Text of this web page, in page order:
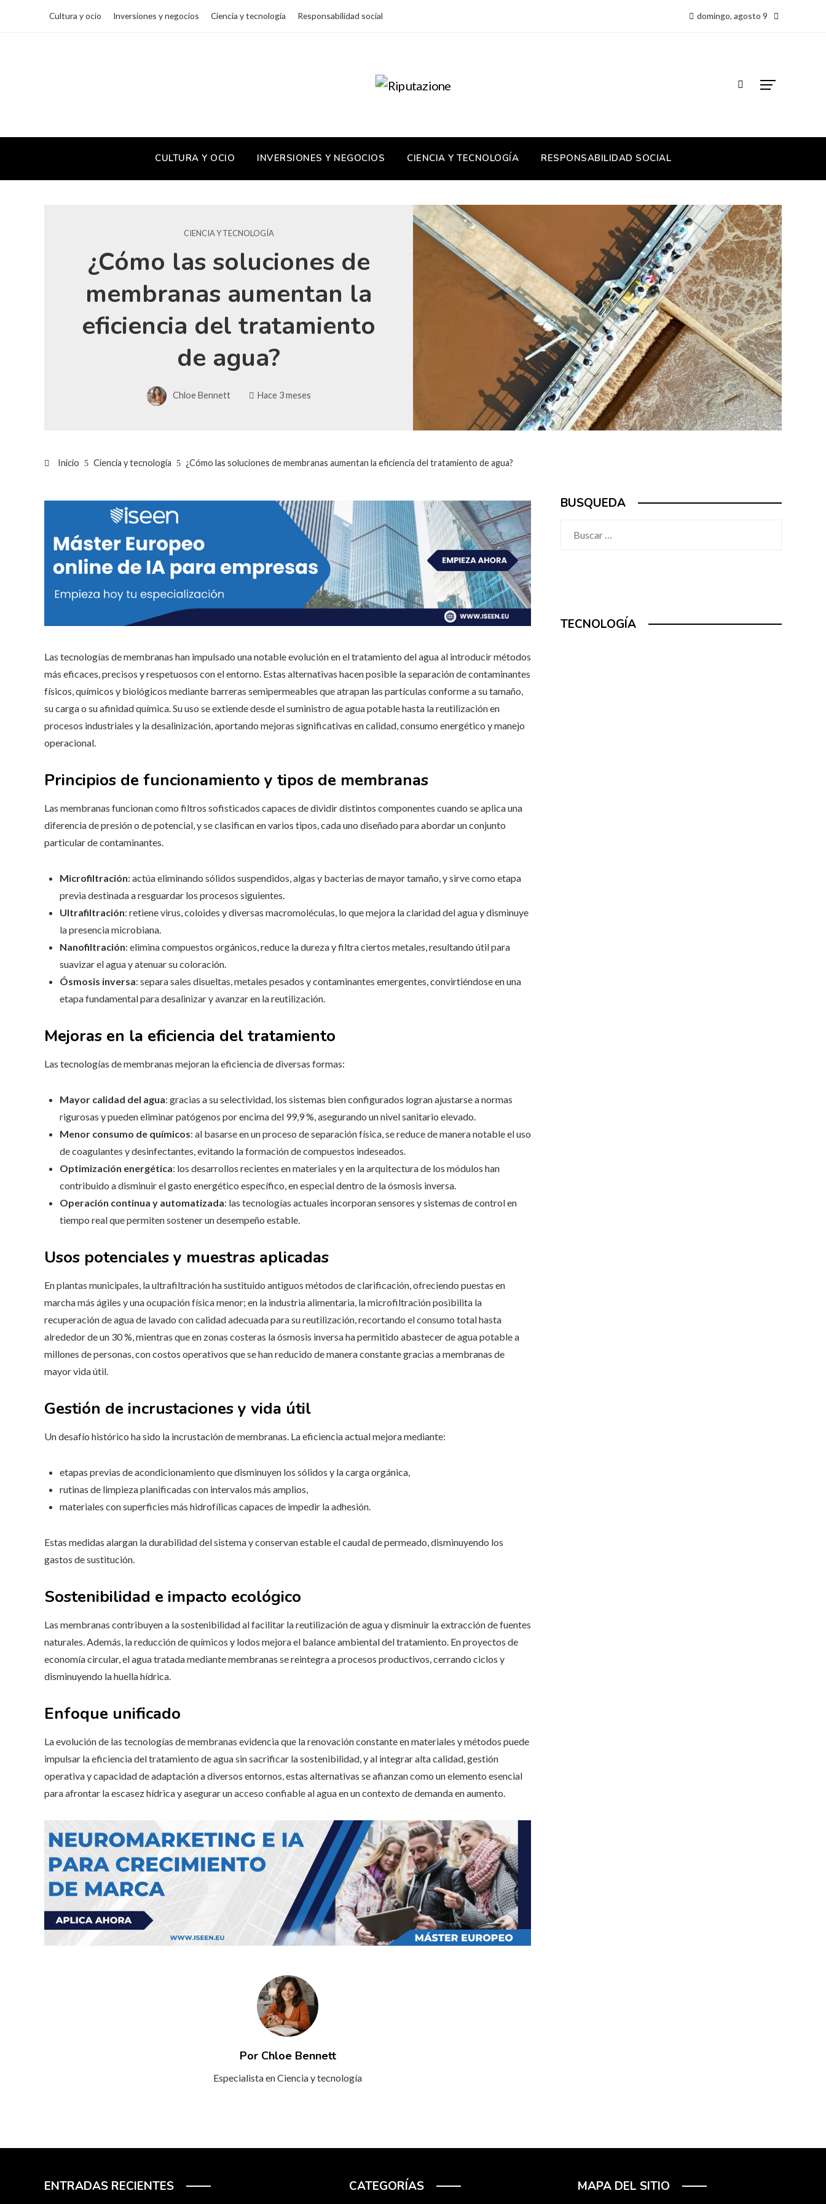
Cultura y ocio Inversiones y negocios Ciencia y tecnología Responsabilidad social domingo, agosto 9
CULTURA Y OCIO INVERSIONES Y NEGOCIOS CIENCIA Y TECNOLOGÍA RESPONSABILIDAD SOCIAL
CIENCIA Y TECNOLOGÍA
¿Cómo las soluciones de
membranas aumentan la
eficiencia del tratamiento
de agua?
Chloe Bennett Hace 3 meses
Inicio Ciencia y tecnología ¿Cómo las soluciones de membranas aumentan la eficiencia del tratamiento de agua?
Las tecnologías de membranas han impulsado una notable evolución en el tratamiento del agua al introducir métodos
más eficaces, precisos y respetuosos con el entorno. Estas alternativas hacen posible la separación de contaminantes
físicos, químicos y biológicos mediante barreras semipermeables que atrapan las partículas conforme a su tamaño,
su carga o su afinidad química. Su uso se extiende desde el suministro de agua potable hasta la reutilización en
procesos industriales y la desalinización, aportando mejoras significativas en calidad, consumo energético y manejo
operacional.
Principios de funcionamiento y tipos de membranas
Las membranas funcionan como filtros sofisticados capaces de dividir distintos componentes cuando se aplica una
diferencia de presión o de potencial, y se clasifican en varios tipos, cada uno diseñado para abordar un conjunto
particular de contaminantes.
Microfiltración: actúa eliminando sólidos suspendidos, algas y bacterias de mayor tamaño, y sirve como etapa
previa destinada a resguardar los procesos siguientes.
Ultrafiltración: retiene virus, coloides y diversas macromoléculas, lo que mejora la claridad del agua y disminuye
la presencia microbiana.
Nanofiltración: elimina compuestos orgánicos, reduce la dureza y filtra ciertos metales, resultando útil para
suavizar el agua y atenuar su coloración.
Ósmosis inversa: separa sales disueltas, metales pesados y contaminantes emergentes, convirtiéndose en una
etapa fundamental para desalinizar y avanzar en la reutilización.
Mejoras en la eficiencia del tratamiento
Las tecnologías de membranas mejoran la eficiencia de diversas formas:
Mayor calidad del agua: gracias a su selectividad, los sistemas bien configurados logran ajustarse a normas
rigurosas y pueden eliminar patógenos por encima del 99,9 %, asegurando un nivel sanitario elevado.
Menor consumo de químicos: al basarse en un proceso de separación física, se reduce de manera notable el uso
de coagulantes y desinfectantes, evitando la formación de compuestos indeseados.
Optimización energética: los desarrollos recientes en materiales y en la arquitectura de los módulos han
contribuido a disminuir el gasto energético específico, en especial dentro de la ósmosis inversa.
Operación continua y automatizada: las tecnologías actuales incorporan sensores y sistemas de control en
tiempo real que permiten sostener un desempeño estable.
Usos potenciales y muestras aplicadas
En plantas municipales, la ultrafiltración ha sustituido antiguos métodos de clarificación, ofreciendo puestas en
marcha más ágiles y una ocupación física menor; en la industria alimentaria, la microfiltración posibilita la
recuperación de agua de lavado con calidad adecuada para su reutilización, recortando el consumo total hasta
alrededor de un 30 %, mientras que en zonas costeras la ósmosis inversa ha permitido abastecer de agua potable a
millones de personas, con costos operativos que se han reducido de manera constante gracias a membranas de
mayor vida útil.
Gestión de incrustaciones y vida útil
Un desafío histórico ha sido la incrustación de membranas. La eficiencia actual mejora mediante:
etapas previas de acondicionamiento que disminuyen los sólidos y la carga orgánica,
rutinas de limpieza planificadas con intervalos más amplios,
materiales con superficies más hidrofílicas capaces de impedir la adhesión.
Estas medidas alargan la durabilidad del sistema y conservan estable el caudal de permeado, disminuyendo los
gastos de sustitución.
Sostenibilidad e impacto ecológico
Las membranas contribuyen a la sostenibilidad al facilitar la reutilización de agua y disminuir la extracción de fuentes
naturales. Además, la reducción de químicos y lodos mejora el balance ambiental del tratamiento. En proyectos de
economía circular, el agua tratada mediante membranas se reintegra a procesos productivos, cerrando ciclos y
disminuyendo la huella hídrica.
Enfoque unificado
La evolución de las tecnologías de membranas evidencia que la renovación constante en materiales y métodos puede
impulsar la eficiencia del tratamiento de agua sin sacrificar la sostenibilidad, y al integrar alta calidad, gestión
operativa y capacidad de adaptación a diversos entornos, estas alternativas se afianzan como un elemento esencial
para afrontar la escasez hídrica y asegurar un acceso confiable al agua en un contexto de demanda en aumento.
Por Chloe Bennett
Especialista en Ciencia y tecnología
BUSQUEDA
TECNOLOGÍA
ENTRADAS RECIENTES CATEGORÍAS MAPA DEL SITIO